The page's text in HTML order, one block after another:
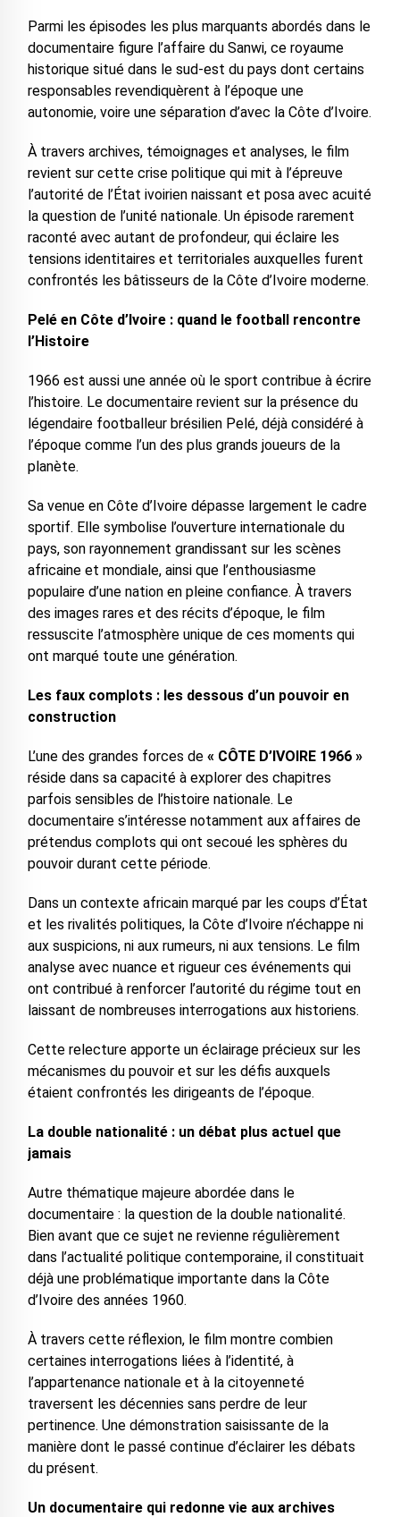
Parmi les épisodes les plus marquants abordés dans le
documentaire figure l’affaire du Sanwi, ce royaume
historique situé dans le sud-est du pays dont certains
responsables revendiquèrent à l’époque une
autonomie, voire une séparation d’avec la Côte d’Ivoire.
À travers archives, témoignages et analyses, le film
revient sur cette crise politique qui mit à l’épreuve
l’autorité de l’État ivoirien naissant et posa avec acuité
la question de l’unité nationale. Un épisode rarement
raconté avec autant de profondeur, qui éclaire les
tensions identitaires et territoriales auxquelles furent
confrontés les bâtisseurs de la Côte d’Ivoire moderne.
Pelé en Côte d’Ivoire : quand le football rencontre
l’Histoire
1966 est aussi une année où le sport contribue à écrire
l’histoire. Le documentaire revient sur la présence du
légendaire footballeur brésilien Pelé, déjà considéré à
l’époque comme l’un des plus grands joueurs de la
planète.
Sa venue en Côte d’Ivoire dépasse largement le cadre
sportif. Elle symbolise l’ouverture internationale du
pays, son rayonnement grandissant sur les scènes
africaine et mondiale, ainsi que l’enthousiasme
populaire d’une nation en pleine confiance. À travers
des images rares et des récits d’époque, le film
ressuscite l’atmosphère unique de ces moments qui
ont marqué toute une génération.
Les faux complots : les dessous d’un pouvoir en
construction
L’une des grandes forces de « CÔTE D’IVOIRE 1966 »
réside dans sa capacité à explorer des chapitres
parfois sensibles de l’histoire nationale. Le
documentaire s’intéresse notamment aux affaires de
prétendus complots qui ont secoué les sphères du
pouvoir durant cette période.
Dans un contexte africain marqué par les coups d’État
et les rivalités politiques, la Côte d’Ivoire n’échappe ni
aux suspicions, ni aux rumeurs, ni aux tensions. Le film
analyse avec nuance et rigueur ces événements qui
ont contribué à renforcer l’autorité du régime tout en
laissant de nombreuses interrogations aux historiens.
Cette relecture apporte un éclairage précieux sur les
mécanismes du pouvoir et sur les défis auxquels
étaient confrontés les dirigeants de l’époque.
La double nationalité : un débat plus actuel que
jamais
Autre thématique majeure abordée dans le
documentaire : la question de la double nationalité.
Bien avant que ce sujet ne revienne régulièrement
dans l’actualité politique contemporaine, il constituait
déjà une problématique importante dans la Côte
d’Ivoire des années 1960.
À travers cette réflexion, le film montre combien
certaines interrogations liées à l’identité, à
l’appartenance nationale et à la citoyenneté
traversent les décennies sans perdre de leur
pertinence. Une démonstration saisissante de la
manière dont le passé continue d’éclairer les débats
du présent.
Un documentaire qui redonne vie aux archives